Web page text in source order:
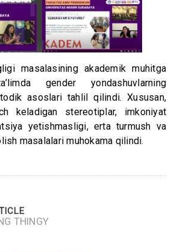
masalasining akademik muhitga
gender yondashuvlarning
asoslari tahlil qilindi. Xususan,
keladigan stereotiplar, imkoniyat
yetishmasligi, erta turmush va
masalalari muhokama qilindi.
THINGY